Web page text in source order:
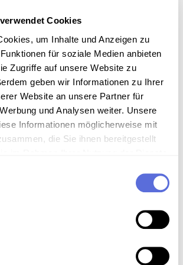
Cookies
um Inhalte und Anzeigen zu
für soziale Medien anbieten
Zugriffe auf unsere Website zu
geben wir Informationen zu Ihrer
Website an unsere Partner für
und Analysen weiter. Unsere
Informationen möglicherweise mit
die Sie ihnen bereitgestellt
Mediathek ohne weitere
der digitalen Sammlung